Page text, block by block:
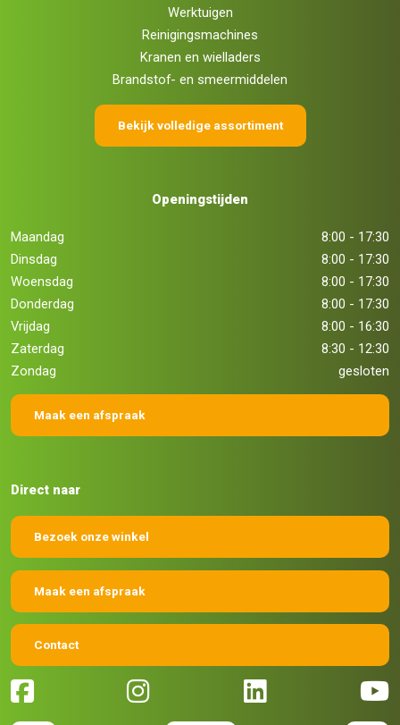
Werktuigen
Reinigingsmachines
Kranen en wielladers
Brandstof- en smeermiddelen
Bekijk volledige assortiment
Openingstijden
Maandag
8:00 - 17:30
Dinsdag
8:00 - 17:30
Woensdag
8:00 - 17:30
Donderdag
8:00 - 17:30
Vrijdag
8:00 - 16:30
Zaterdag
8:30 - 12:30
Zondag
gesloten
Maak een afspraak
Direct naar
Bezoek onze winkel
Maak een afspraak
Contact